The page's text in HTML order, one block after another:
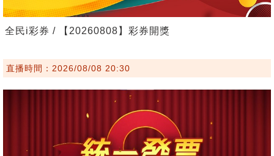
全民i彩券 / 【20260808】彩券開獎
直播時間：2026/08/08 20:30